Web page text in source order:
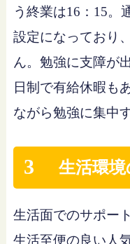
う終業は16：15。
設定になっており
ん。勉強に支障が
日制で有給休暇も
ながら勉強に集中
3 生活環
生活面でのサポー
生活至便の良い人